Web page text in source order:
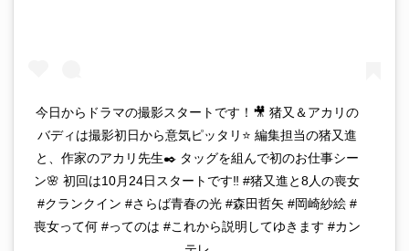
今日からドラマの撮影スタートです！🎥 猪又＆アカリの
バディは撮影初日から意気ピッタリ⭐️ 編集担当の猪又進
と、作家のアカリ先生✒️ タッグを組んで初のお仕事シー
ン🌸 初回は10月24日スタートです‼️ #猪又進と8人の喪女
#クランクイン #さらば青春の光 #森田哲矢 #岡崎紗絵 #
喪女って何 #ってのは #これから説明してゆきます #カン